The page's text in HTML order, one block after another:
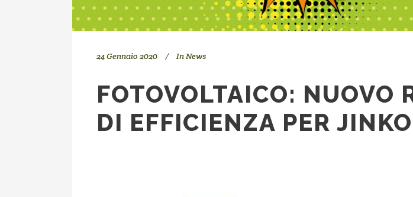
24 Gennaio 2020 InNews
FOTOVOLTAICO: NUOVO
DI EFFICIENZA PER